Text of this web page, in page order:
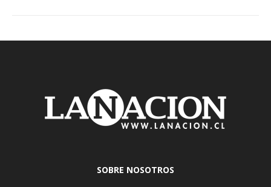
SOBRE NOSOTROS